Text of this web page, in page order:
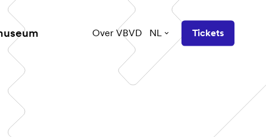
Over VBVD NL Tickets